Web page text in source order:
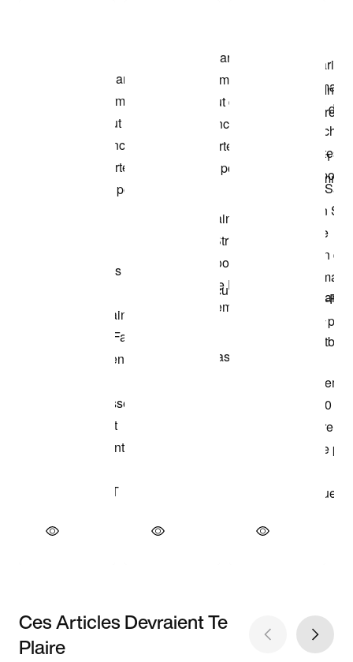
Ces Articles Devraient Te
Plaire